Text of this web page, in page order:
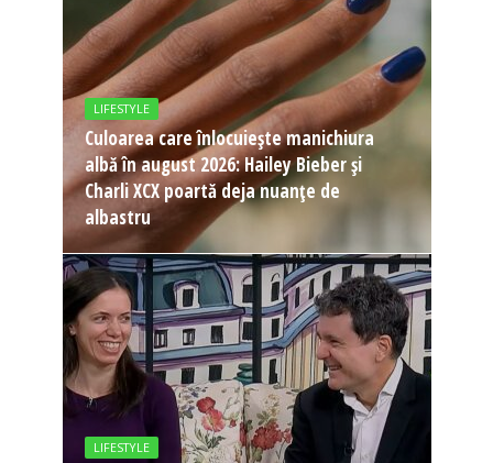
LIFESTYLE
Culoarea care înlocuiește manichiura
albă în august 2026: Hailey Bieber și
Charli XCX poartă deja nuanțe de
albastru
LIFESTYLE